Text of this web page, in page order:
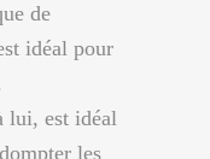
de
idéal pour
lui, est idéal
les